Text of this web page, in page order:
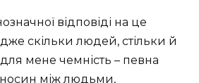
відповіді на це
скільки людей, стільки й
мене чемність – певна
між людьми,